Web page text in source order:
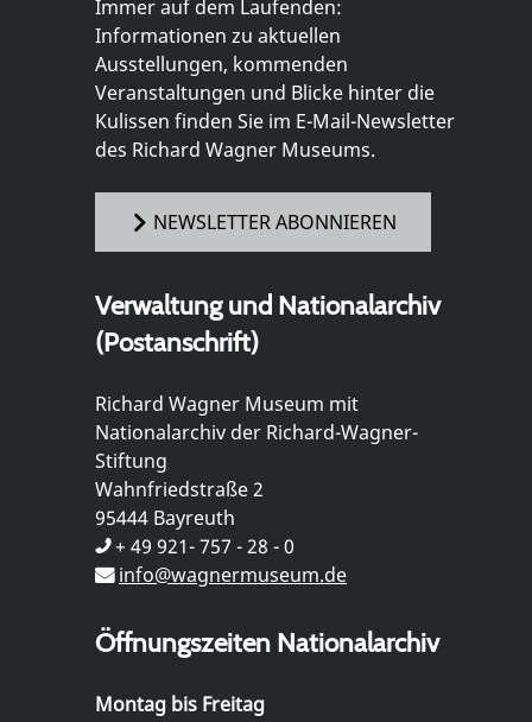
Immer auf dem Laufenden:
Informationen zu aktuellen
Ausstellungen, kommenden
Veranstaltungen und Blicke hinter die
Kulissen finden Sie im E-Mail-Newsletter
des Richard Wagner Museums.
NEWSLETTER ABONNIEREN
Verwaltung und Nationalarchiv
(Postanschrift)
Richard Wagner Museum mit
Nationalarchiv der Richard-Wagner-
Stiftung
Wahnfriedstraße 2
95444 Bayreuth
+ 49 921- 757 - 28 - 0
info@wagnermuseum.de
Öffnungszeiten Nationalarchiv
Montag bis Freitag